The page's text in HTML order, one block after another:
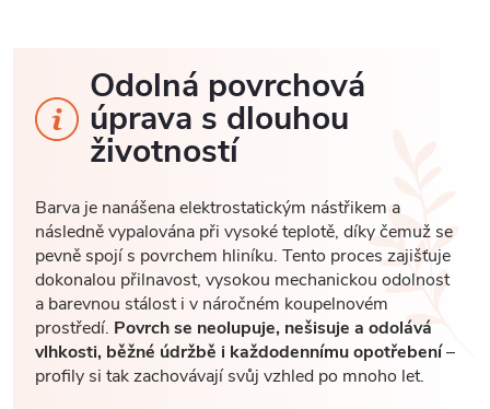
Odolná povrchová
úprava s dlouhou
životností
Barva je nanášena elektrostatickým nástřikem a
následně vypalována při vysoké teplotě, díky čemuž se
pevně spojí s povrchem hliníku. Tento proces zajišťuje
dokonalou přilnavost, vysokou mechanickou odolnost
a barevnou stálost i v náročném koupelnovém
prostředí. Povrch se neolupuje, nešisuje a odolává
vlhkosti, běžné údržbě i každodennímu opotřebení–
profily si tak zachovávají svůj vzhled po mnoho let.